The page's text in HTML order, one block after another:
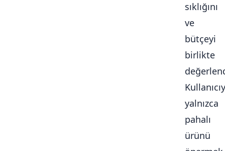
sıklığını
ve
bütçeyi
birlikte
yalnızca
pahalı
ürünü